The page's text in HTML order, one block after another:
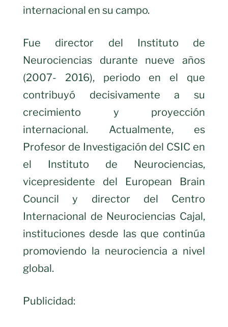
internacional en su campo.
Fue director del Instituto de
Neurociencias durante nueve años
(2007- 2016), periodo en el que
contribuyó decisivamente a su
crecimiento y proyección
internacional. Actualmente, es
Profesor de Investigación del CSIC en
el Instituto de Neurociencias,
vicepresidente del European Brain
Council y director del Centro
Internacional de Neurociencias Cajal,
instituciones desde las que continúa
promoviendo la neurociencia a nivel
global.
Publicidad: